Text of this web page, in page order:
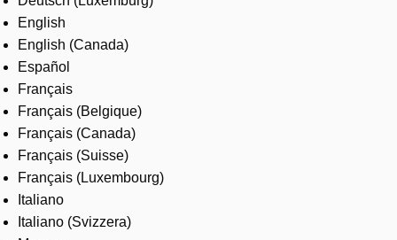
Careers
English
English (Canada)
Español
Français
Français (Belgique)
Français (Canada)
Français (Suisse)
Français (Luxembourg)
Italiano
Italiano (Svizzera)